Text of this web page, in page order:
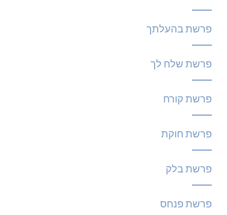
פרשת בהעלתך
פרשת שלח לך
פרשת קורח
פרשת חוקת
פרשת בלק
פרשת פנחס